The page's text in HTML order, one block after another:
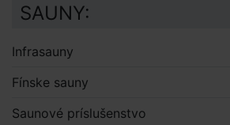
SAUNY:
Infrasauny
Fínske sauny
Saunové príslušenstvo